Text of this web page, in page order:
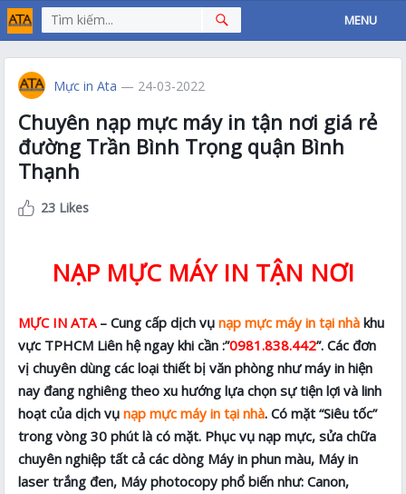
MENU
Mực in Ata — 24-03-2022
Chuyên nạp mực máy in tận nơi giá rẻ
đường Trần Bình Trọng quận Bình
Thạnh
23 Likes
NẠP MỰC MÁY IN TẬN NƠI
MỰC IN ATA– Cung cấp dịch vụnạp mực máy in tại nhà khu
vực TPHCM Liên hệ ngay khi cần :”0981.838.442”. Các đơn
vị chuyên dùng các loại thiết bị văn phòng như máy in hiện
nay đang nghiêng theo xu hướng lựa chọn sự tiện lợi và linh
hoạt của dịch vụnạp mực máy in tại nhà. Có mặt “Siêu tốc”
trong vòng 30 phút là có mặt. Phục vụ nạp mực, sửa chữa
chuyên nghiệp tất cả các dòng Máy in phun màu, Máy in
laser trắng đen, Máy photocopy phổ biến như: Canon,